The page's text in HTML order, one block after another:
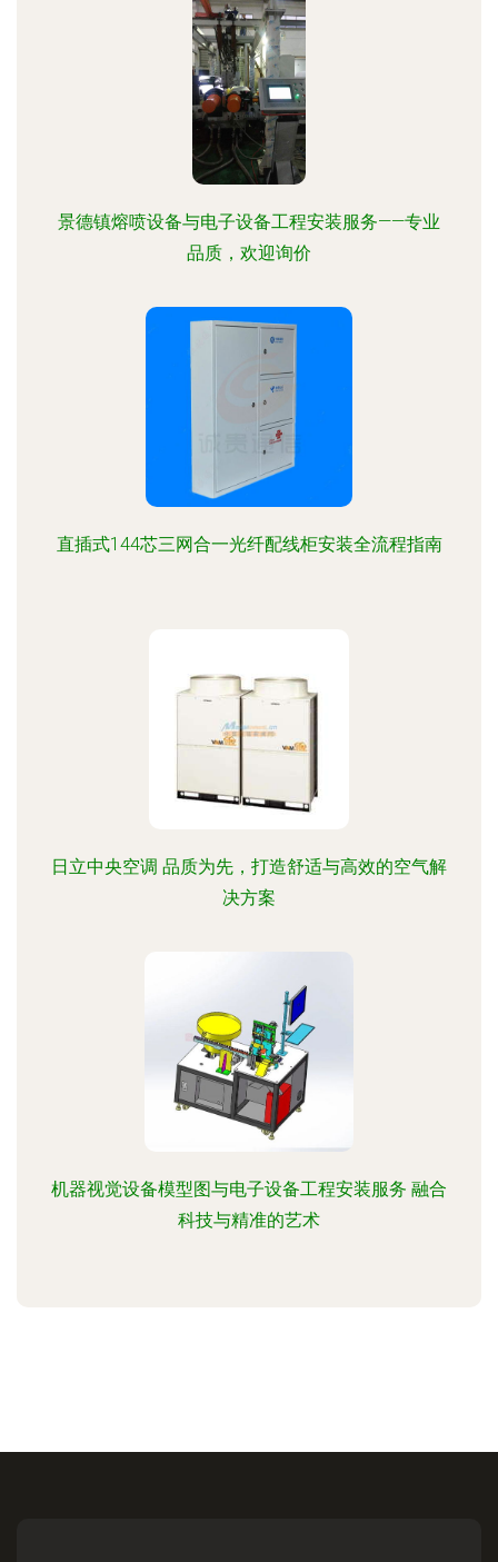
景德镇熔喷设备与电子设备工程安装服务——专业
品质，欢迎询价
直插式144芯三网合一光纤配线柜安装全流程指南
日立中央空调 品质为先，打造舒适与高效的空气解
决方案
机器视觉设备模型图与电子设备工程安装服务 融合
科技与精准的艺术